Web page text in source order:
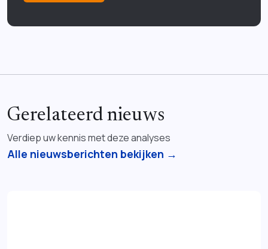
Gerelateerd nieuws
Verdiep uw kennis met deze analyses
Alle nieuwsberichten bekijken →